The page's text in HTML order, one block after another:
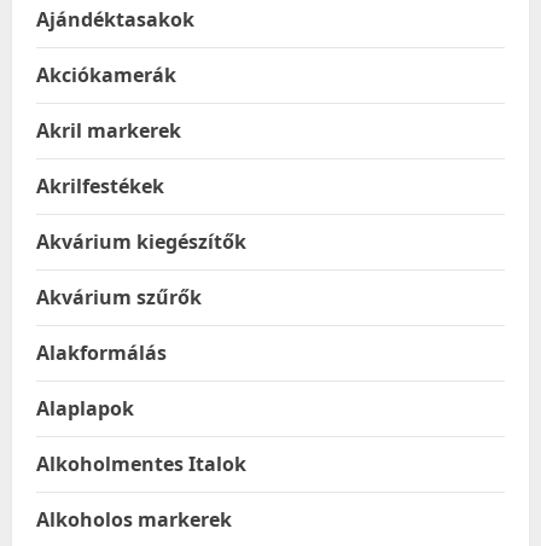
Ajándéktasakok
Akciókamerák
Akril markerek
Akrilfestékek
Akvárium kiegészítők
Akvárium szűrők
Alakformálás
Alaplapok
Alkoholmentes Italok
Alkoholos markerek